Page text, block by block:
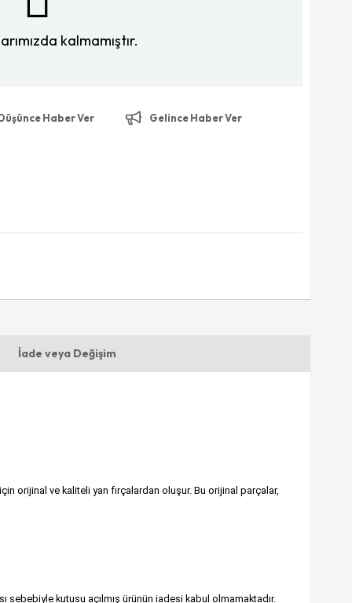
kalmamıştır.
Haber Ver Gelince Haber Ver
İade veya Değişim
orijinal ve kaliteli yan fırçalardan oluşur. Bu orijinal parçalar,
kutusu açılmış ürünün iadesi kabul olmamaktadır.